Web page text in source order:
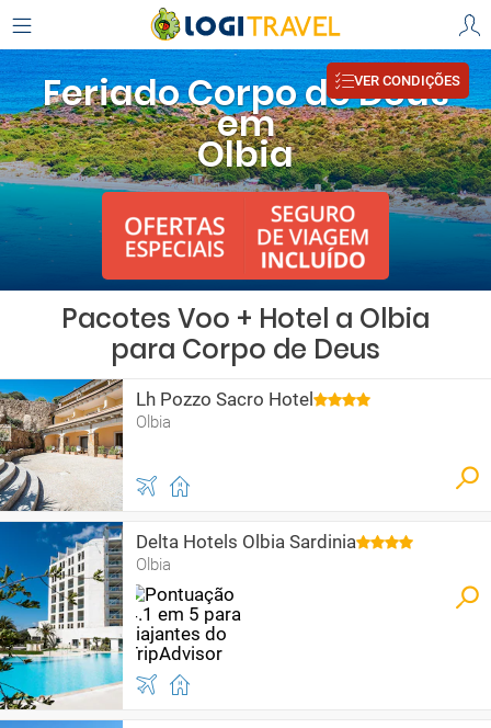
Feriado Corpo de Deus
em
Olbia
VER CONDIÇÕES
Pacotes Voo + Hotel a Olbia
para Corpo de Deus
Lh Pozzo Sacro Hotel
Olbia
Delta Hotels Olbia Sardinia
Olbia